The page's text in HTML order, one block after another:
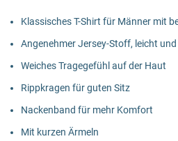
Klassisches T-Shirt für Männer mit
Angenehmer Jersey-Stoff, leicht
Weiches Tragegefühl auf der Haut
Rippkragen für guten Sitz
Nackenband für mehr Komfort
Mit kurzen Ärmeln